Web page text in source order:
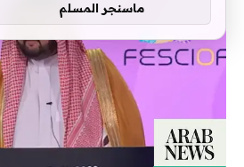
ماسنجر المسلم